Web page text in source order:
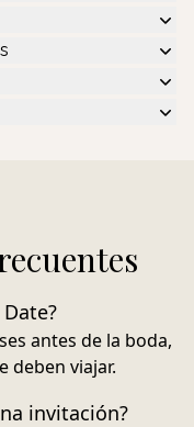
antes de la boda,
deben viajar.
invitación?